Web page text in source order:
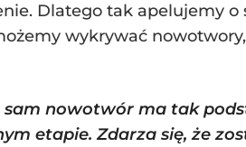
Dlatego tak apelujemy o
wykrywać
sam nowotwór ma tak
etapie. Zdarza się, że